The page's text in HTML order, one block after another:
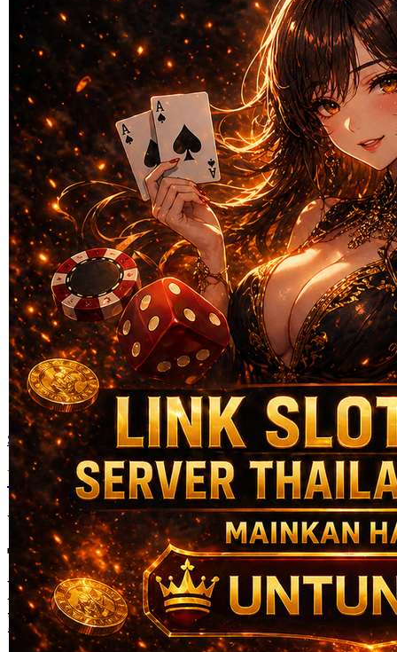
Skip to the beginning of the images gallery
UNTUNGHOKI
UNTUNGHOKI : Platform
Tempat Bermain Link Situs
Paling Aman & Hoki Setiap
hari